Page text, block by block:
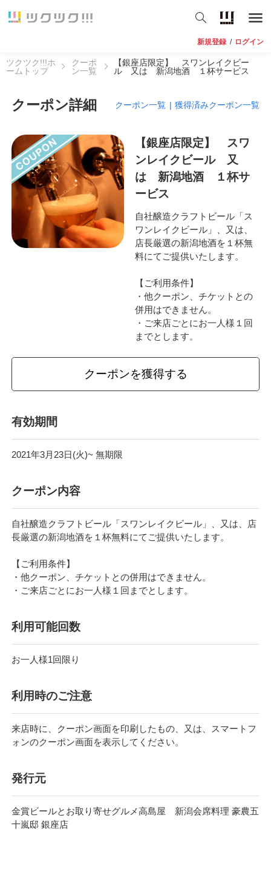
新規登録 / ログイン
ツクツク!!!ホ
ームトップ
クーポ
ン一覧
【銀座店限定】 スワンレイクビー
ル 又は 新潟地酒 １杯サービス
クーポン詳細 クーポン一覧 | 獲得済みクーポン一覧
【銀座店限定】 スワ
ンレイクビール 又
は 新潟地酒 １杯サ
ービス
自社醸造クラフトビール「ス
ワンレイクビール」、又は、
店長厳選の新潟地酒を１杯無
料にてご提供いたします。
【ご利用条件】
・他クーポン、チケットとの
併用はできません。
・ご来店ごとにお一人様１回
までとします。
クーポンを獲得する
有効期間
2021年3月23日(火)~ 無期限
クーポン内容
自社醸造クラフトビール「スワンレイクビール」、又は、店
長厳選の新潟地酒を１杯無料にてご提供いたします。
【ご利用条件】
・他クーポン、チケットとの併用はできません。
・ご来店ごとにお一人様１回までとします。
利⽤可能回数
お⼀⼈様1回限り
利⽤時のご注意
来店時に、クーポン画面を印刷したもの、又は、スマートフ
ォンのクーポン画面を表示してください。
発行元
金賞ビールとお取り寄せグルメ高島屋 新潟会席料理 豪農五
十嵐邸 銀座店